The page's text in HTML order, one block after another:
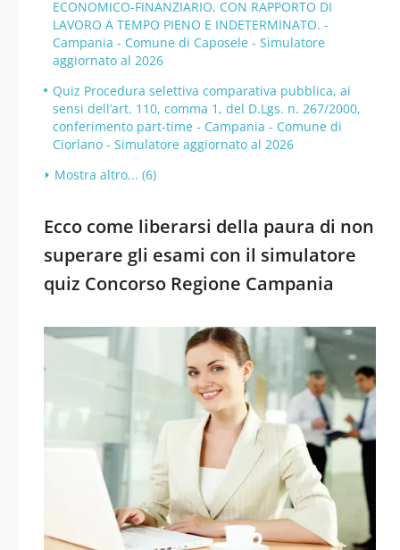
ECONOMICO-FINANZIARIO, CON RAPPORTO DI
LAVORO A TEMPO PIENO E INDETERMINATO. -
Campania - Comune di Caposele - Simulatore
aggiornato al 2026
Quiz Procedura selettiva comparativa pubblica, ai
sensi dell’art. 110, comma 1, del D.Lgs. n. 267/2000,
conferimento part-time - Campania - Comune di
Ciorlano - Simulatore aggiornato al 2026
Mostra altro... (6)
Ecco come liberarsi della paura di non
superare gli esami con il simulatore
quiz Concorso Regione Campania